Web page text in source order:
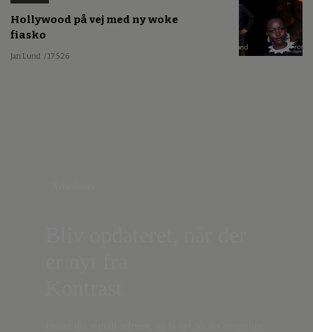
Hollywood på vej med ny woke
fiasko
Jan Lund / 17.5.26